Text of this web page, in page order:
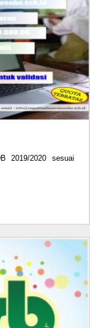
2019/2020 sesuai